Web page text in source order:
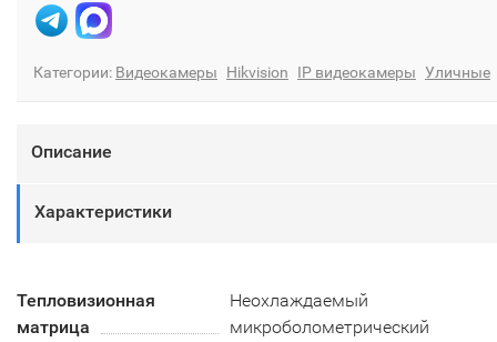
Категории: Видеокамеры Hikvision IP видеокамеры Уличные
Описание
Характеристики
Тепловизионная
матрица
Неохлаждаемый
микроболометрический